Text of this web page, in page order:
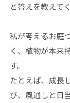
と答えを教えて
私が考えるお庭
く、植物が本来
す。
たとえば、成長
び、風通しと日